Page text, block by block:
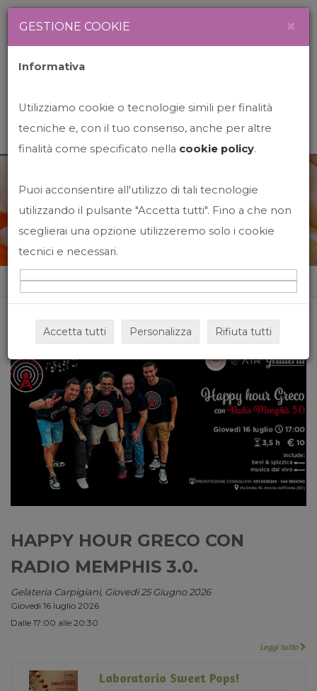
News&Events
Home News&events
HAPPY HOUR GRECO CON
RADIO MEMPHIS 3.0.
Gelateria Carpigiani, Giovedi 25 Giugno 2026
Giovedì 16 luglio 2026
Dalle 17:00 alle 20:30
Leggi tutto
Laboratorio Sweet Pops!
GESTIONE COOKIE ×
Informativa
Utilizziamo cookie o tecnologie simili per finalità
tecniche e, con il tuo consenso, anche per altre
finalità come specificato nella cookie policy.
Puoi acconsentire all'utilizzo di tali tecnologie
utilizzando il pulsante "Accetta tutti". Fino a che non
sceglierai una opzione utilizzeremo solo i cookie
tecnici e necessari.
Accetta tutti Personalizza Rifiuta tutti